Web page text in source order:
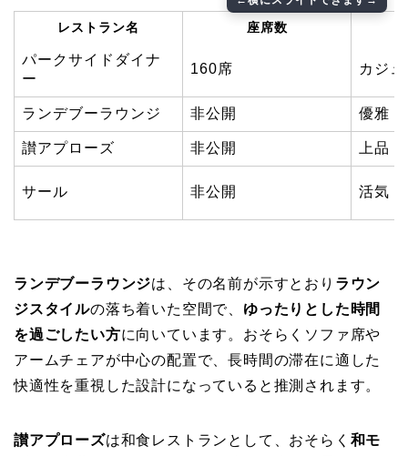
レストラン名 座席数
パークサイドダイナ
ー
160席 カジ
ランデブーラウンジ 非公開 優雅
讃アプローズ 非公開 上品
サール 非公開 活気
ランデブーラウンジは、その名前が示すとおり ラウン
ジスタイルの落ち着いた空間で、 ゆったりとした時間
を過ごしたい方に向いています。おそらくソファ席や
アームチェアが中心の配置で、長時間の滞在に適した
快適性を重視した設計になっていると推測されます。
讃アプローズは和食レストランとして、おそらく 和モ